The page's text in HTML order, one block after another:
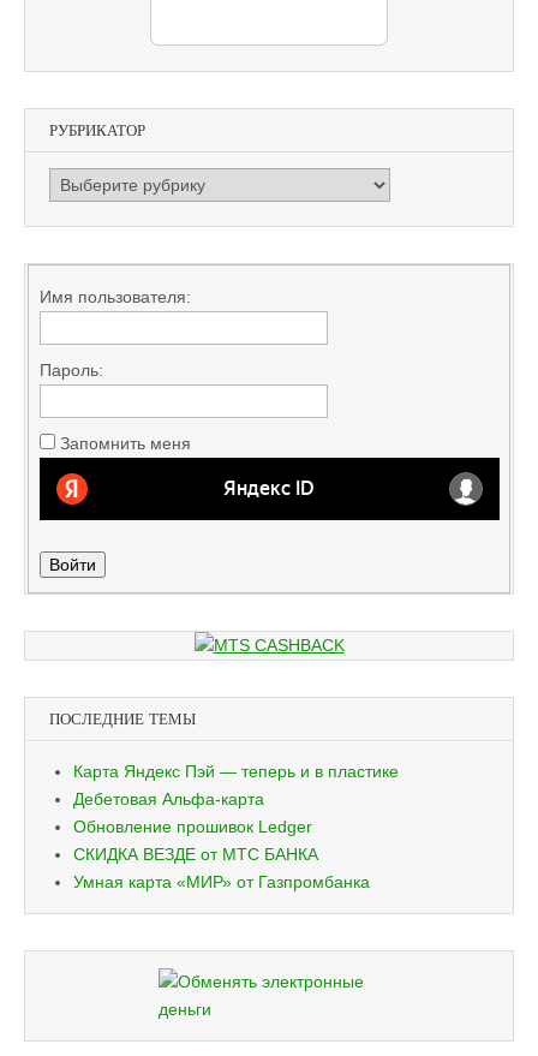
РУБРИКАТОР
РУБРИКАТОР
Имя пользователя:
Пароль:
Запомнить меня
Войти
ПОСЛЕДНИЕ ТЕМЫ
Карта Яндекс Пэй — теперь и в пластике
Дебетовая Альфа-карта
Обновление прошивок Ledger
СКИДКА ВЕЗДЕ от МТС БАНКА
Умная карта «МИР» от Газпромбанка